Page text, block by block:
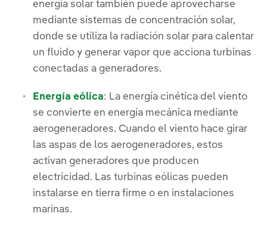
energía solar también puede aprovecharse
mediante sistemas de concentración solar,
donde se utiliza la radiación solar para calentar
un fluido y generar vapor que acciona turbinas
conectadas a generadores.
Energía eólica: La energía cinética del viento
se convierte en energía mecánica mediante
aerogeneradores. Cuando el viento hace girar
las aspas de los aerogeneradores, estos
activan generadores que producen
electricidad. Las turbinas eólicas pueden
instalarse en tierra firme o en instalaciones
marinas.